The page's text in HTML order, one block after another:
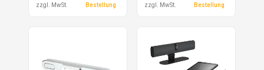
zzgl. MwSt.
Bestellung
zzgl. MwSt.
Bestellung